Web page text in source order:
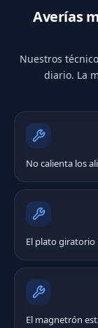
Averías
Nuestros
diario. La
No calienta los
El plato giratorio
El magnetrón